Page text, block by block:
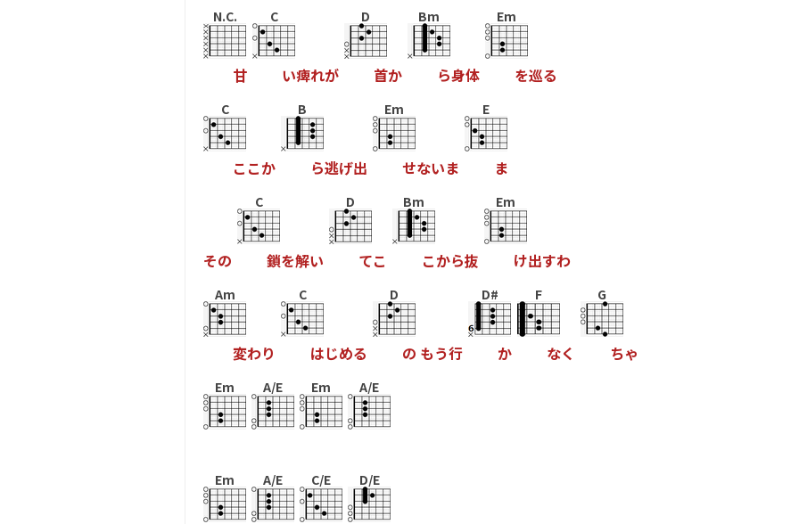
N.C.
甘
C
い痺れが
D
首か
Bm
ら身体
Em
を巡る
C
こ こか
B
ら逃げ出
Em
せないま
E
ま
その
C
鎖を解い
D
てこ
Bm
こから抜
Em
け出すわ
Am
変わり
C
はじめる
D
の もう行
D#
か
F
なく
G
ちゃ
Em A/E Em A/E
Em A/E C/E D/E